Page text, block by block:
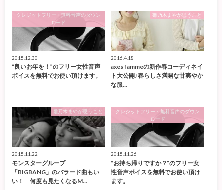
クレジットフリー・無料音声のダウン
ロード
2015.12.30
“良いお年を！”のフリー女性音声
ボイスを無料でお使い頂けます。
雛乃木まやが思うこと
2016.4.18
axes fammeの新作春コーディネイ
ト大公開♪春らしさ満開な甘爽やか
な服…
雛乃木まやが思うこと
2015.11.22
モンスターグループ
「BIGBANG」のバラード曲もい
い！ 何度も見たくなるM…
クレジットフリー・無料音声のダウン
ロード
2015.11.26
“お持ち帰りですか？”のフリー女
性音声ボイスを無料でお使い頂け
ます。